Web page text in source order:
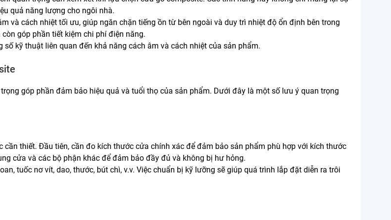
quả năng lượng cho ngôi nhà.
và cách nhiệt tối ưu, giúp ngăn chặn tiếng ồn từ bên ngoài và duy trì nhiệt độ ổn định bên trong
góp phần tiết kiệm chi phí điện năng.
kỹ thuật liên quan đến khả năng cách âm và cách nhiệt của sản phẩm.
góp phần đảm bảo hiệu quả và tuổi thọ của sản phẩm. Dưới đây là một số lưu ý quan trọng
thiết. Đầu tiên, cần đo kích thước cửa chính xác để đảm bảo sản phẩm phù hợp với kích thước
cửa và các bộ phận khác để đảm bảo đầy đủ và không bị hư hỏng.
tuốc nơ vít, dao, thước, bút chì, v.v. Việc chuẩn bị kỹ lưỡng sẽ giúp quá trình lắp đặt diễn ra trôi